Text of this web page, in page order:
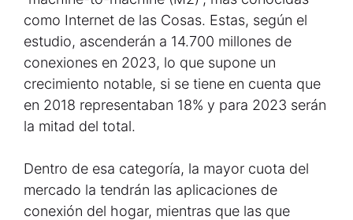
como Internet de las Cosas. Estas, según el
estudio, ascenderán a 14.700 millones de
conexiones en 2023, lo que supone un
crecimiento notable, si se tiene en cuenta que
en 2018 representaban 18% y para 2023 serán
la mitad del total.
Dentro de esa categoría, la mayor cuota del
mercado la tendrán las aplicaciones de
conexión del hogar, mientras que las que